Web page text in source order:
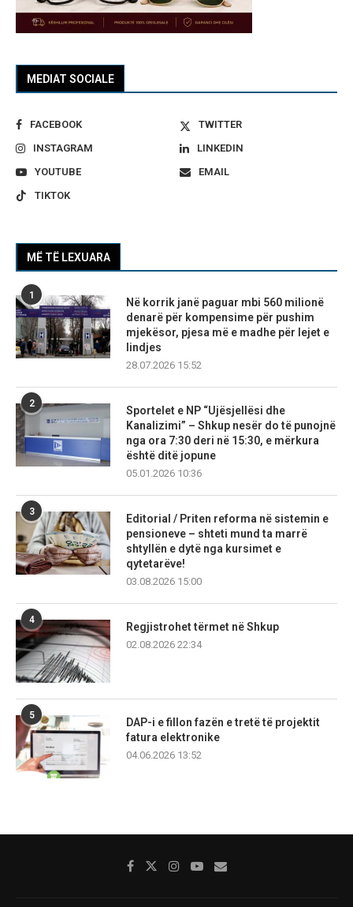
MEDIAT SOCIALE
FACEBOOK
TWITTER
INSTAGRAM
LINKEDIN
YOUTUBE
EMAIL
TIKTOK
MË TË LEXUARA
1
Në korrik janë paguar mbi 560 milionë
denarë për kompensime për pushim
mjekësor, pjesa më e madhe për lejet e
lindjes
28.07.2026 15:52
2
Sportelet e NP “Ujësjellësi dhe
Kanalizimi” – Shkup nesër do të punojnë
nga ora 7:30 deri në 15:30, e mërkura
është ditë jopune
05.01.2026 10:36
3
Editorial / Priten reforma në sistemin e
pensioneve – shteti mund ta marrë
shtyllën e dytë nga kursimet e
qytetarëve!
03.08.2026 15:00
4
Regjistrohet tërmet në Shkup
02.08.2026 22:34
5
DAP-i e fillon fazën e tretë të projektit
fatura elektronike
04.06.2026 13:52